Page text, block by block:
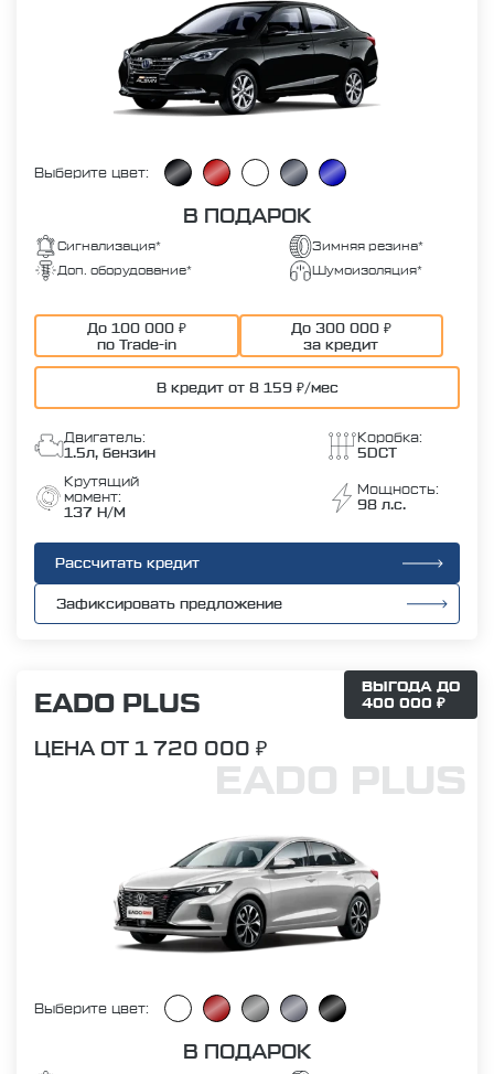
Выберите цвет:
В ПОДАРОК
Сигнализация*
Зимняя резина*
Доп. оборудование*
Шумоизоляция*
До 100 000 ₽
по Trade-in
До 300 000 ₽
за кредит
В кредит от 8 159 ₽/мес
Двигатель:
1.5л, бензин
Коробка:
5DCT
Крутящий
момент:
137 Н/М
Мощность:
98 л.с.
Рассчитать кредит
Зафиксировать предложение
EADO PLUS
ЦЕНА ОТ 1 720 000 ₽
Выберите цвет:
EADO PLUS
В ПОДАРОК
ВЫГОДА ДО
400 000 ₽